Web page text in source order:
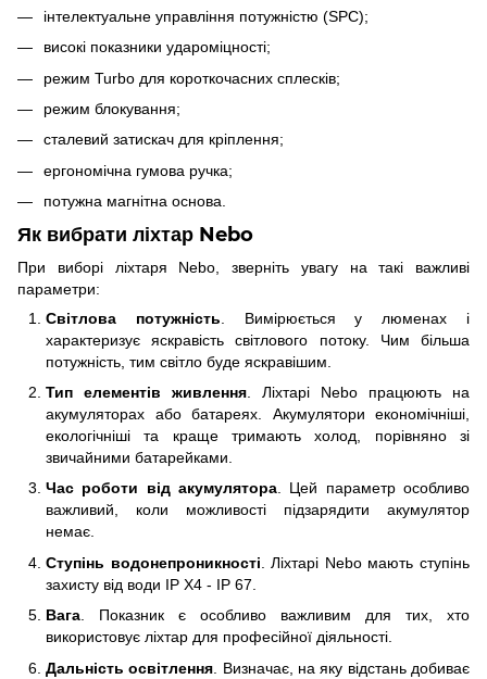
інтелектуальне управління потужністю (SPC);
високі показники удароміцності;
режим Turbo для короткочасних сплесків;
режим блокування;
сталевий затискач для кріплення;
ергономічна гумова ручка;
потужна магнітна основа.
Як вибрати ліхтар Nebo
При виборі ліхтаря Nebo, зверніть увагу на такі важливі
параметри:
Світлова потужність . Вимірюється у люменах і
характеризує яскравість світлового потоку. Чим більша
потужність, тим світло буде яскравішим.
Тип елементів живлення . Ліхтарі Nebo працюють на
акумуляторах або батареях. Акумулятори економічніші,
екологічніші та краще тримають холод, порівняно зі
звичайними батарейками.
Час роботи від акумулятора. Цей параметр особливо
важливий, коли можливості підзарядити акумулятор
немає.
Ступінь водонепроникності . Ліхтарі Nebo мають ступінь
захисту від води IP X4 - IP 67.
Вага. Показник є особливо важливим для тих, хто
використовує ліхтар для професійної діяльності.
Дальність освітлення . Визначає, на яку відстань добиває